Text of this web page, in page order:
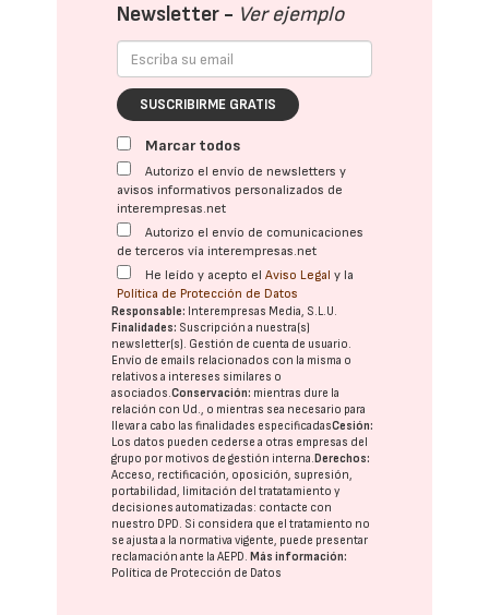
Newsletter - Ver ejemplo
SUSCRIBIRME GRATIS
Marcar todos
Autorizo el envío de newsletters y
avisos informativos personalizados de
interempresas.net
Autorizo el envío de comunicaciones
de terceros vía interempresas.net
He leído y acepto elAviso Legal y la
Política de Protección de Datos
Responsable: Interempresas Media, S.L.U.
Finalidades: Suscripción a nuestra(s)
newsletter(s). Gestión de cuenta de usuario.
Envío de emails relacionados con la misma o
relativos a intereses similares o
asociados.Conservación: mientras dure la
relación con Ud., o mientras sea necesario para
llevar a cabo las finalidades especificadasCesión:
Los datos pueden cederse a otras empresas del
grupo por motivos de gestión interna. Derechos:
Acceso, rectificación, oposición, supresión,
portabilidad, limitación del tratatamiento y
decisiones automatizadas: contacte con
nuestro DPD. Si considera que el tratamiento no
se ajusta a la normativa vigente, puede presentar
reclamación ante laAEPD. Más información:
Política de Protección de Datos